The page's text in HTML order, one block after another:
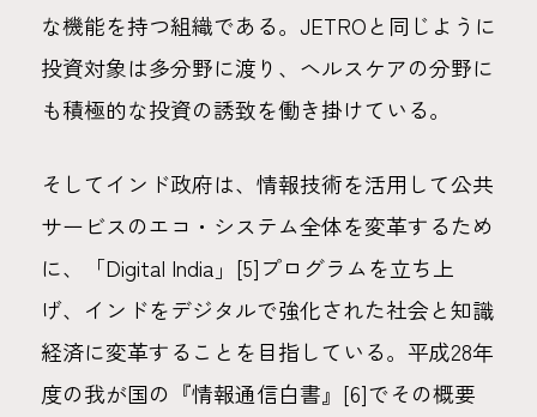
な機能を持つ組織である。JETROと同じように
投資対象は多分野に渡り、ヘルスケアの分野に
も積極的な投資の誘致を働き掛けている。
そしてインド政府は、情報技術を活用して公共
サービスのエコ・システム全体を変革するため
に、「Digital India」[5]プログラムを立ち上
げ、インドをデジタルで強化された社会と知識
経済に変革することを目指している。平成28年
度の我が国の『情報通信白書』[6]でその概要